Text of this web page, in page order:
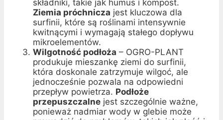
składniki, takie jak humus i kompost.
Ziemia próchnicza jest kluczowa dla
surfinii, które są roślinami intensywnie
kwitnącymi i wymagają stałego dopływu
mikroelementów.
Wilgotność podłoża – OGRO-PLANT
produkuje mieszankę ziemi do surfinii,
która doskonale zatrzymuje wilgoć, ale
jednocześnie pozwala na odpowiedni
przepływ powietrza. Podłoże
przepuszczalne jest szczególnie ważne,
ponieważ nadmiar wody w glebie może